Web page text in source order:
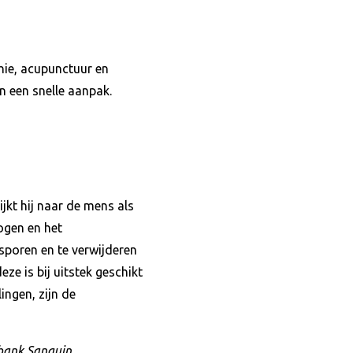
acupunctuur en
een snelle aanpak.
hij naar de mens als
en het
en te verwijderen
is bij uitstek geschikt
zijn de